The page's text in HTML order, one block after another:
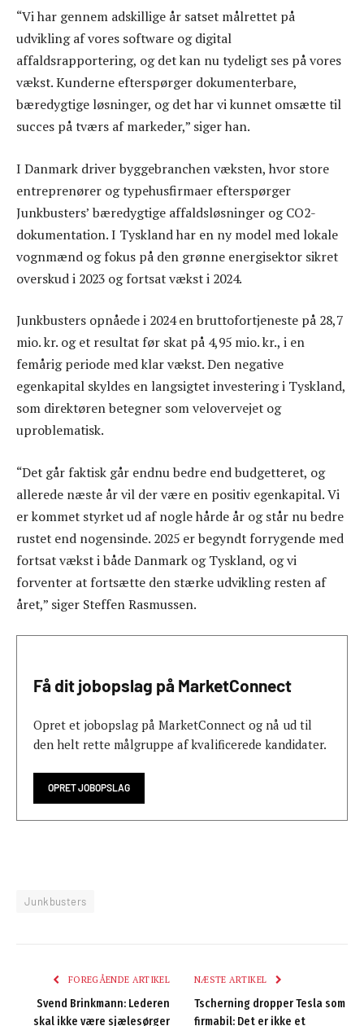
“Vi har gennem adskillige år satset målrettet på
udvikling af vores software og digital
affaldsrapportering, og det kan nu tydeligt ses på vores
vækst. Kunderne efterspørger dokumenterbare,
bæredygtige løsninger, og det har vi kunnet omsætte til
succes på tværs af markeder,” siger han.
I Danmark driver byggebranchen væksten, hvor store
entreprenører og typehusfirmaer efterspørger
Junkbusters’ bæredygtige affaldsløsninger og CO2-
dokumentation. I Tyskland har en ny model med lokale
vognmænd og fokus på den grønne energisektor sikret
overskud i 2023 og fortsat vækst i 2024.
Junkbusters opnåede i 2024 en bruttofortjeneste på 28,7
mio. kr. og et resultat før skat på 4,95 mio. kr., i en
femårig periode med klar vækst. Den negative
egenkapital skyldes en langsigtet investering i Tyskland,
som direktøren betegner som velovervejet og
uproblematisk.
“Det går faktisk går endnu bedre end budgetteret, og
allerede næste år vil der være en positiv egenkapital. Vi
er kommet styrket ud af nogle hårde år og står nu bedre
rustet end nogensinde. 2025 er begyndt forrygende med
fortsat vækst i både Danmark og Tyskland, og vi
forventer at fortsætte den stærke udvikling resten af
året,” siger Steffen Rasmussen.
Få dit jobopslag på MarketConnect
Opret et jobopslag på MarketConnect og nå ud til
den helt rette målgruppe af kvalificerede kandidater.
OPRET JOBOPSLAG
Junkbusters
FOREGÅENDE ARTIKEL
Svend Brinkmann: Lederen
skal ikke være sjælesørger
NÆSTE ARTIKEL
Tscherning dropper Tesla som
firmabil: Det er ikke et